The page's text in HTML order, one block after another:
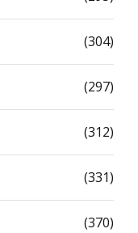
(304)
(297)
(312)
(331)
(370)